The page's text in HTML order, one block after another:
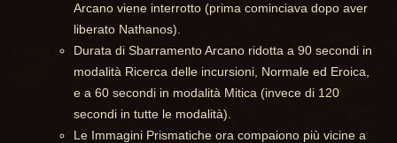
Arcano viene interrotto (prima cominciava dopo aver
liberato Nathanos).
Durata di Sbarramento Arcano ridotta a 90 secondi in
modalità Ricerca delle incursioni, Normale ed Eroica,
e a 60 secondi in modalità Mitica (invece di 120
secondi in tutte le modalità).
Le Immagini Prismatiche ora compaiono più vicine a